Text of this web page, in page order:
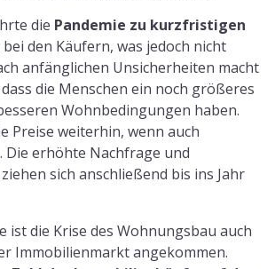
die Pandemie zu kurzfristigen
bei den Käufern, was jedoch nicht
anfänglichen Unsicherheiten macht
die Menschen ein noch größeres
Wohnbedingungen haben.
Preise weiterhin, wenn auch
Die erhöhte Nachfrage und
sich anschließend bis ins Jahr
ist die Krise des Wohnungsbau auch
Immobilienmarkt angekommen.